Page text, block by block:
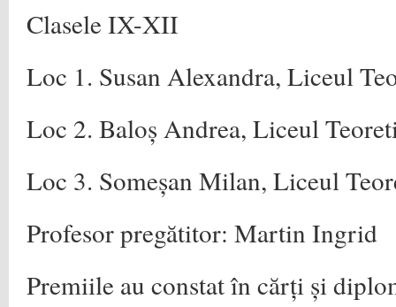
Clasele IX-XII
Loc 1. Susan Alexandra, Liceul
Loc 2. Baloș Andrea, Liceul
Loc 3. Someșan Milan, Liceul
Profesor pregătitor: Martin Ingrid
Premiile au constat în cărți și